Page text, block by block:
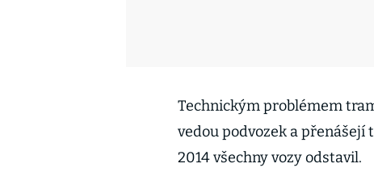
Technickým problémem
vedou podvozek a přenášejí
2014 všechny vozy odstavil.